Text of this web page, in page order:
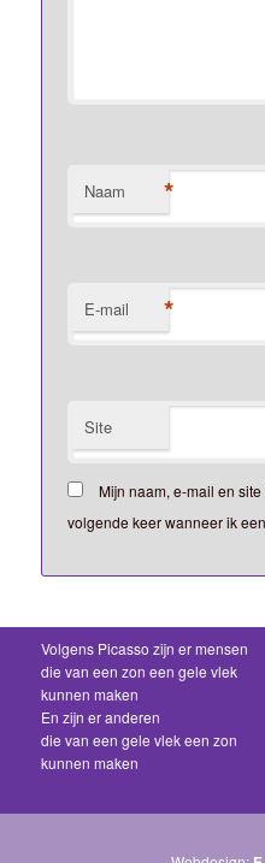
Naam *
E-mail *
Site
Mijn naam, e-mail en
volgende keer wanneer ik
Volgens Picasso zijn er mensen
die van een zon een gele vlek
kunnen maken
En zijn er anderen
die van een gele vlek een zon
kunnen maken